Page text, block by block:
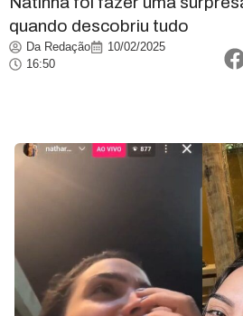
quando descobriu tudo
Da Redação
10/02/2025
16:50